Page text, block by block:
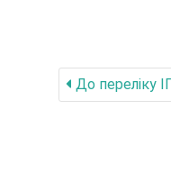
До переліку